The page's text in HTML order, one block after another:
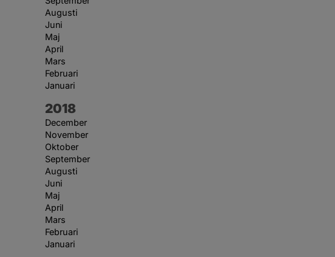
Augusti
Juni
Maj
April
Mars
Februari
Januari
År:
2018
December
November
Oktober
September
Augusti
Juni
Maj
April
Mars
Februari
Januari